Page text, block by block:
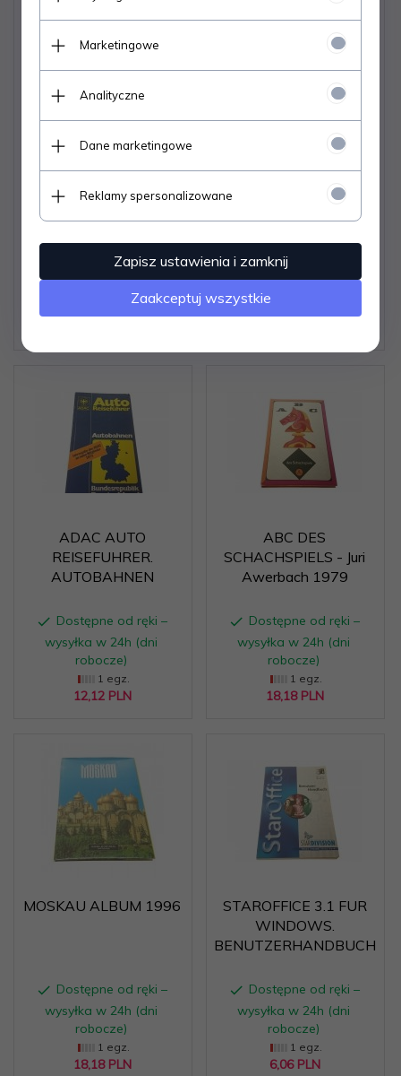
WILKOMMEN IN POLEN
- Adam Bajcar
wysyłka w 24h (dni
WAYS FOR WINDOWS
2.0 WAYS OFFNET
wysyłka w 24h (dni
ADAC AUTO
REISEFUHRER.
AUTOBAHNEN
Dostępne od ręki –
wysyłka w 24h (dni
robocze)
1 egz.
12,12 PLN
ABC DES
SCHACHSPIELS - Juri
Awerbach 1979
Dostępne od ręki –
wysyłka w 24h (dni
robocze)
1 egz.
18,18 PLN
MOSKAU ALBUM 1996
Dostępne od ręki –
wysyłka w 24h (dni
robocze)
1 egz.
18,18 PLN
STAROFFICE 3.1 FUR
WINDOWS.
BENUTZERHANDBUCH
Dostępne od ręki –
wysyłka w 24h (dni
robocze)
1 egz.
6,06 PLN
Marketingowe
Analityczne
Dane marketingowe
Reklamy spersonalizowane
Zapisz ustawienia i zamknij
Zaakceptuj wszystkie